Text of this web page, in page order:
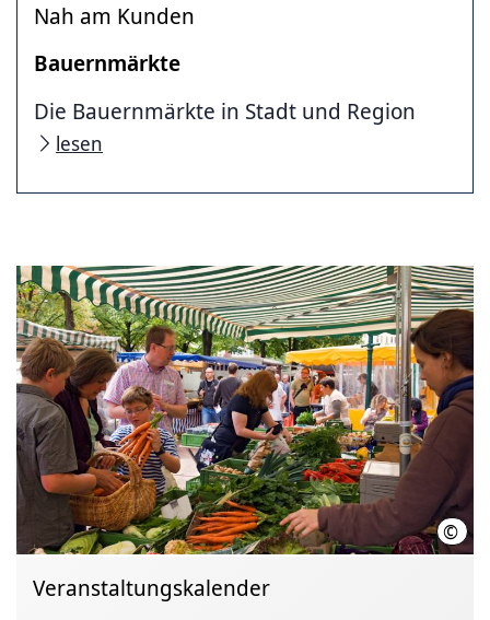
Nah am Kunden
Bauernmärkte
Die Bauernmärkte in Stadt und Region
lesen
©
Veranstaltungskalender